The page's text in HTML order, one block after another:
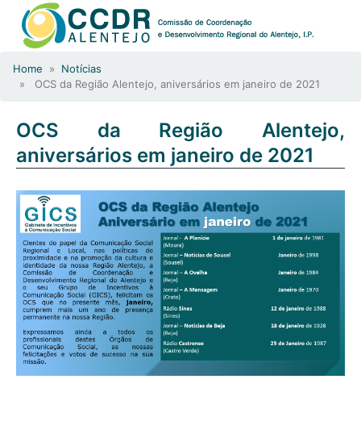
Home » Notícias
» OCS da Região Alentejo, aniversários em janeiro de 2021
OCS da Região Alentejo,
aniversários em janeiro de 2021